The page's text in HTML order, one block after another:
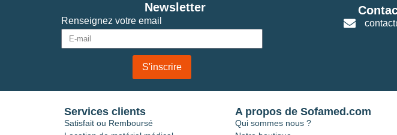
Renseignez votre email
S'inscrire
Newsletter
Services clients
Satisfait ou Remboursé
A propos de Sofamed.com
Qui sommes nous ?